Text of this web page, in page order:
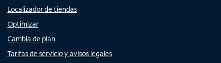
Localizador de tiendas
Optimizar
Cambia de plan
Tarifas de servicio y avisos legales